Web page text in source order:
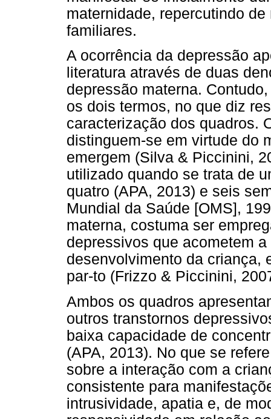
maternidade, repercutindo
familiares.
A ocorrência da depressão
literatura através de duas
depressão materna.
os dois termos, no que diz
caracterização dos quadros.
distinguem-se em virtude do
emergem (Silva & Piccinini,
utilizado quando se trata de
quatro (APA, 2013) e seis
Mundial da Saúde [OMS],
materna, costuma ser
depressivos que acometem
desenvolvimento da criança,
par-to (Frizzo & Piccinini,
Ambos os quadros
outros transtornos
baixa capacidade de
(APA, 2013). No que se
sobre a interação com a
consistente para
intrusividade, apatia e, de